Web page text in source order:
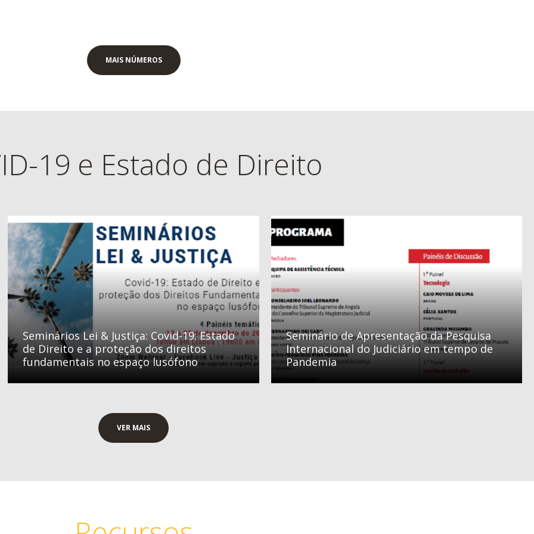
MAIS NÚMEROS
19 e Estado de Direito
Seminários Lei & Justiça: Covid-19: Estado
de Direito e a proteção dos direitos
fundamentais no espaço lusófono
Seminário de Apresentação da Pesquisa
Internacional do Judiciário em tempo de
Pandemia
VER MAIS